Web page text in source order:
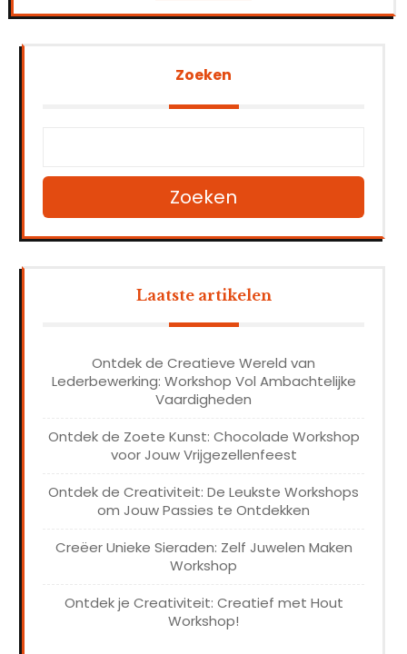
Zoeken
Zoeken
Laatste artikelen
Ontdek de Creatieve Wereld van
Lederbewerking: Workshop Vol Ambachtelijke
Vaardigheden
Ontdek de Zoete Kunst: Chocolade Workshop
voor Jouw Vrijgezellenfeest
Ontdek de Creativiteit: De Leukste Workshops
om Jouw Passies te Ontdekken
Creëer Unieke Sieraden: Zelf Juwelen Maken
Workshop
Ontdek je Creativiteit: Creatief met Hout
Workshop!